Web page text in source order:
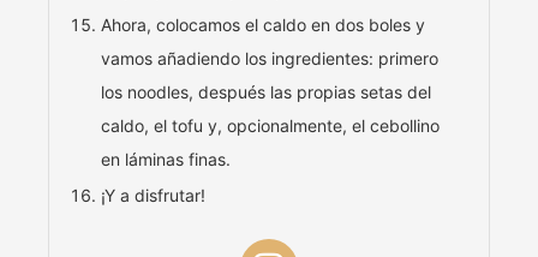
Ahora, colocamos el caldo en dos boles y
vamos añadiendo los ingredientes: primero
los noodles, después las propias setas del
caldo, el tofu y, opcionalmente, el cebollino
en láminas finas.
¡Y a disfrutar!